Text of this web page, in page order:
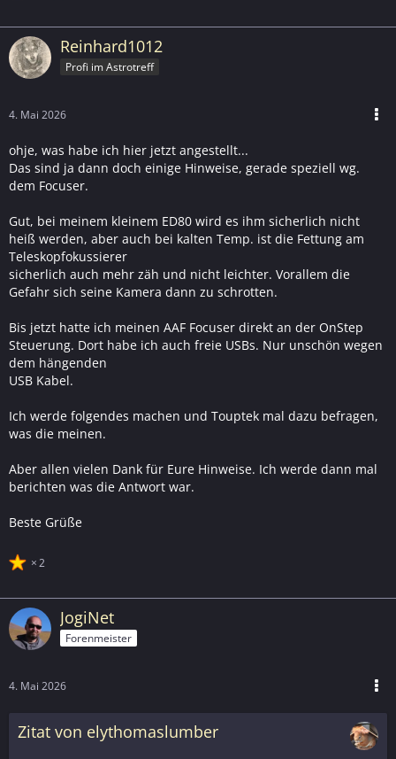
Reinhard1012
Profi im Astrotreff
4. Mai 2026
ohje, was habe ich hier jetzt angestellt...
Das sind ja dann doch einige Hinweise, gerade speziell wg.
dem Focuser.
Gut, bei meinem kleinem ED80 wird es ihm sicherlich nicht
heiß werden, aber auch bei kalten Temp. ist die Fettung am
Teleskopfokussierer
sicherlich auch mehr zäh und nicht leichter. Vorallem die
Gefahr sich seine Kamera dann zu schrotten.
Bis jetzt hatte ich meinen AAF Focuser direkt an der OnStep
Steuerung. Dort habe ich auch freie USBs. Nur unschön wegen
dem hängenden
USB Kabel.
Ich werde folgendes machen und Touptek mal dazu befragen,
was die meinen.
Aber allen vielen Dank für Eure Hinweise. Ich werde dann mal
berichten was die Antwort war.
Beste Grüße
2
JogiNet
Forenmeister
4. Mai 2026
Zitat von elythomaslumber